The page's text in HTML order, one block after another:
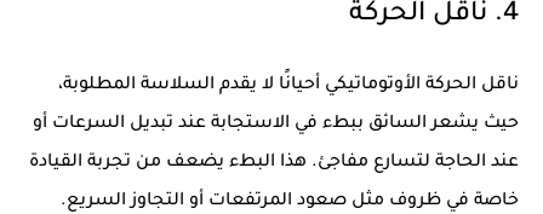
4. ناقل الحركة
ناقل الحركة الأوتوماتيكي أحيانًا لا يقدم السلاسة المطلوبة،
حيث يشعر السائق ببطء في الاستجابة عند تبديل السرعات أو
عند الحاجة لتسارع مفاجئ. هذا البطء يضعف من تجربة القيادة
خاصة في ظروف مثل صعود المرتفعات أو التجاوز السريع.